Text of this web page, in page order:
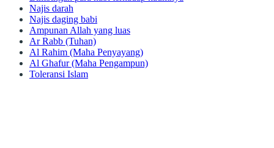
Najis darah
Najis daging babi
Ampunan Allah yang luas
Ar Rabb (Tuhan)
Al Rahim (Maha Penyayang)
Al Ghafur (Maha Pengampun)
Toleransi Islam